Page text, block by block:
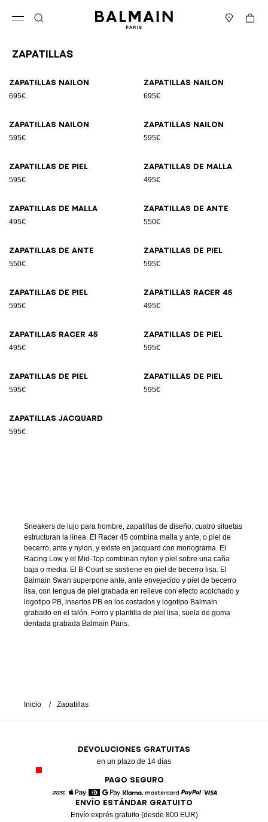
Cesta
Zapatillas
Zapatillas nailon
695€
Zapatillas nailon
695€
Zapatillas nailon
595€
Zapatillas nailon
595€
Zapatillas de piel
595€
Zapatillas de malla
495€
Zapatillas de malla
495€
Zapatillas de ante
550€
Zapatillas de ante
550€
Zapatillas de piel
595€
Zapatillas de piel
595€
Zapatillas Racer 45
495€
Zapatillas Racer 45
495€
Zapatillas de piel
595€
Zapatillas de piel
595€
Zapatillas de piel
595€
Zapatillas jacquard
595€
Sneakers de lujo para hombre, zapatillas de diseño: cuatro siluetas
estructuran la línea. El Racer 45 combina malla y ante, o piel de
becerro, ante y nylon, y existe en jacquard con monograma. El
Racing Low y el Mid-Top combinan nylon y piel sobre una caña
baja o media. El B-Court se sostiene en piel de becerro lisa. El
Balmain Swan superpone ante, ante envejecido y piel de becerro
lisa, con lengua de piel grabada en relieve con efecto acolchado y
logotipo PB, insertos PB en los costados y logotipo Balmain
grabado en el talón. Forro y plantilla de piel lisa, suela de goma
dentada grabada Balmain Paris.
Inicio Zapatillas
DEVOLUCIONES GRATUITAS
en un plazo de 14 días
PAGO SEGURO
American Express
Apple Pay
DinersGoogle Pay
Klarna MastercardPaypal
ENVÍO ESTÁNDAR GRATUITO
Envío exprés gratuito (desde 800 EUR)